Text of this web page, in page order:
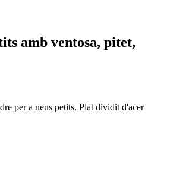
amb ventosa, pitet,
per a nens petits. Plat dividit d'acer